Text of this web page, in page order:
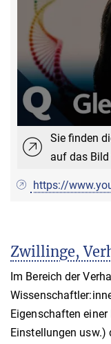
Sie finden
auf das
https://
Zwillinge,
Im Bereich der
Eigenschaften
Einstellungen usw.)